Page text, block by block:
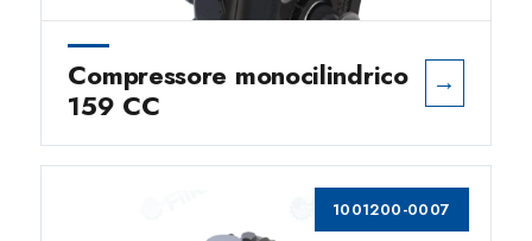
Compressore monocilindrico
159 CC
→
1001200-0007